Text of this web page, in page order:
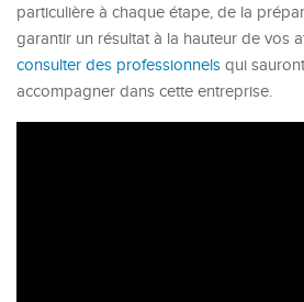
particulière à chaque étape, de la
garantir un résultat à la hauteur de vos
consulter des professionnels qui
accompagner dans cette entreprise.